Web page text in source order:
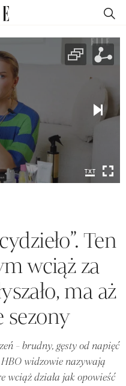
Ten
wciąż za
ma aż
sezony
- brudny, gęsty od napięć
widzowie nazywają
wciąż działa jak opowieść